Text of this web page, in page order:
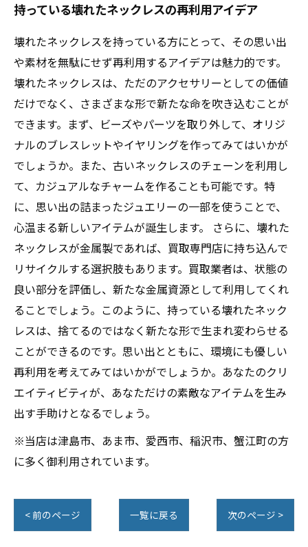
持っている壊れたネックレスの再利用アイデア
壊れたネックレスを持っている方にとって、その思い出
や素材を無駄にせず再利用するアイデアは魅力的です。
壊れたネックレスは、ただのアクセサリーとしての価値
だけでなく、さまざまな形で新たな命を吹き込むことが
できます。まず、ビーズやパーツを取り外して、オリジ
ナルのブレスレットやイヤリングを作ってみてはいかが
でしょうか。また、古いネックレスのチェーンを利用し
て、カジュアルなチャームを作ることも可能です。特
に、思い出の詰まったジュエリーの一部を使うことで、
心温まる新しいアイテムが誕生します。 さらに、壊れた
ネックレスが金属製であれば、買取専門店に持ち込んで
リサイクルする選択肢もあります。買取業者は、状態の
良い部分を評価し、新たな金属資源として利用してくれ
ることでしょう。このように、持っている壊れたネック
レスは、捨てるのではなく新たな形で生まれ変わらせる
ことができるのです。思い出とともに、環境にも優しい
再利用を考えてみてはいかがでしょうか。あなたのクリ
エイティビティが、あなただけの素敵なアイテムを生み
出す手助けとなるでしょう。
※当店は津島市、あま市、愛西市、稲沢市、蟹江町の方
に多く御利用されています。
< 前のページ 一覧に戻る 次のページ >